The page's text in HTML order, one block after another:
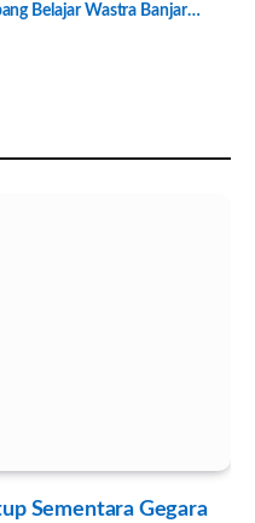
Belajar Wastra Banjar
Sementara Gegara